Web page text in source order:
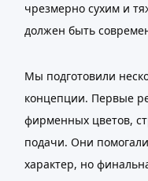
чрезмерно сухим и
должен быть
Мы подготовили
концепции. Первые
фирменных цветов,
подачи. Они
характер, но